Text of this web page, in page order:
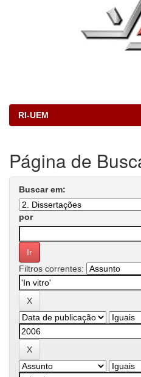
RI-UEM
Página de
Buscar em:
por
Filtros correntes: